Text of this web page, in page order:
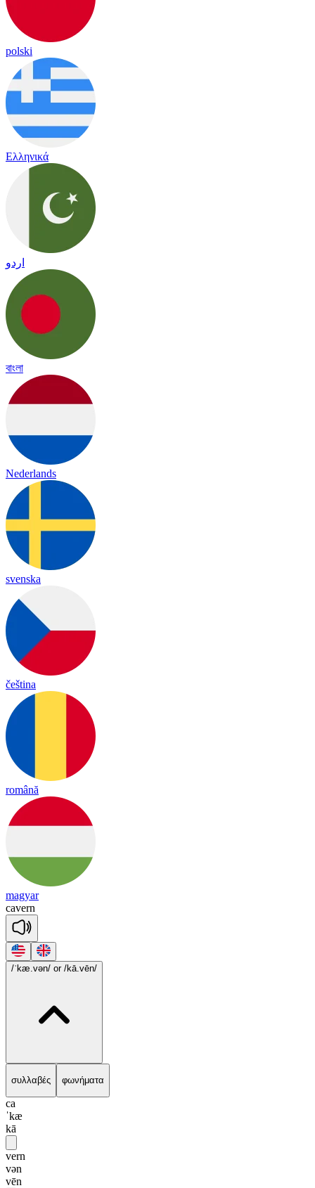
polski
Ελληνικά
اردو
বাংলা
Nederlands
svenska
čeština
română
magyar
cavern
/ˈkæ.vən/ or /kā.vēn/
συλλαβές φωνήματα
ca
ˈkæ
kā
vern
vən
vēn